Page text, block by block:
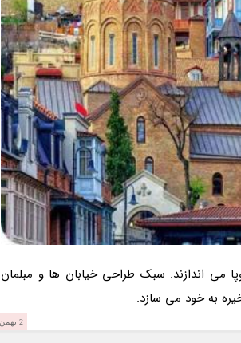
می اندازند. سبک طراحی خیابان ها و مبلمان
به خود می سازد.
2 بهمن 1403